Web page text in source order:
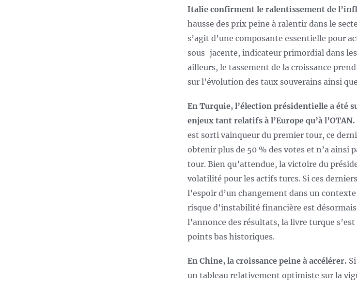
Italie confirment le ralentissement de
hausse des prix peine à ralentir dans le
s’agit d’une composante essentielle pour
sous-jacente, indicateur primordial dans les
ailleurs, le tassement de la croissance
sur l’évolution des taux souverains ainsi
En Turquie, l’élection présidentielle a été
enjeux tant relatifs à l’Europe qu’à l’OTAN.
est sorti vainqueur du premier tour, ce
obtenir plus de 50 % des votes et n’a ainsi
tour. Bien qu’attendue, la victoire du
volatilité pour les actifs turcs. Si ces
l’espoir d’un changement dans un
risque d’instabilité financière est
l’annonce des résultats, la livre turque
points bas historiques.
En Chine, la croissance peine à accélérer.
un tableau relativement optimiste sur la